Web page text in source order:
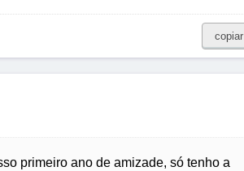
copiar
primeiro ano de amizade, só tenho a